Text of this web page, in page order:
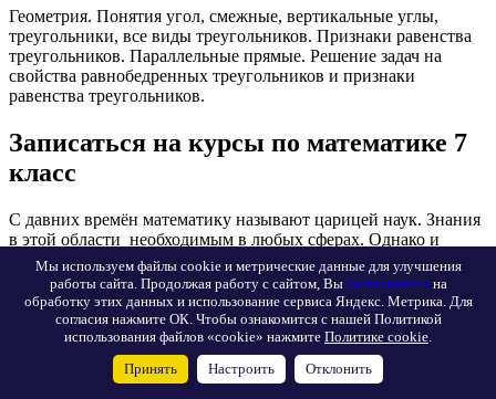
Геометрия. Понятия угол, смежные, вертикальные углы,
треугольники, все виды треугольников. Признаки равенства
треугольников. Параллельные прямые. Решение задач на
свойства равнобедренных треугольников и признаки
равенства треугольников.
Записаться на курсы по математике 7
класс
С давних времён математику называют царицей наук. Знания
в этой области необходимым в любых сферах. Однако и
поведение этой науки царское: не всем она дается, и не все
могут понять тонкость и премудрость математических формул
и теорем. Школьники 7 классов сталкиваются с многими
новыми темами в школьной программе: формулы
сокращённого умножения, решение систем уравнений с двумя
неизвестными, упрощение дробных числовых и буквенных
выражений. В итоге к многих учеников 7 классов падает
Мы используем файлы cookie и метрические данные для улучшения
работы сайта. Продолжая работу с сайтом, Вы соглашаетесь на
обработку этих данных и использование сервиса Яндекс. Метрика. Для
согласия нажмите ОК. Чтобы ознакомится с нашей Политикой
использования файлов «cookie» нажмите Политике cookie.
Принять Настроить Отклонить